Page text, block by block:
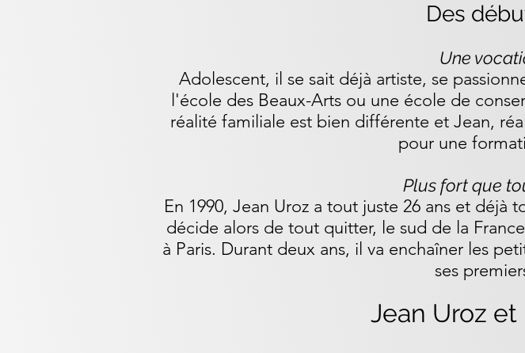
Des
Une
Adolescent, il se sait déjà artiste, se
l'école des Beaux-Arts ou une école de
réalité familiale est bien différente et Jean,
pour une
Plus fort que
En 1990, Jean Uroz a tout juste 26 ans et déjà
décide alors de tout quitter, le sud de la
à Paris. Durant deux ans, il va enchaîner les
ses
Jean Uroz